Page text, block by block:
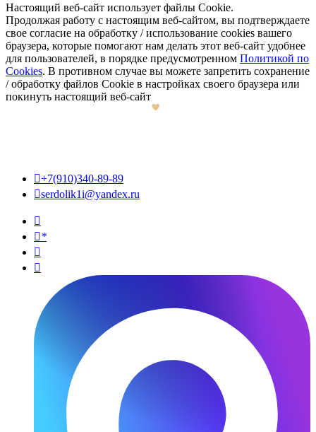
Настоящий веб-сайт использует файлы Cookie.
Продолжая работу с настоящим веб-сайтом, вы подтверждаете
свое согласие на обработку / использование cookies вашего
браузера, которые помогают нам делать этот веб-сайт удобнее
для пользователей, в порядке предусмотренном Политикой по
Cookies. В противном случае вы можете запретить сохранение
/ обработку файлов Cookie в настройках своего браузера или
покинуть настоящий веб-сайт
+7(910)340-89-89
serdolik1i@yandex.ru

*

